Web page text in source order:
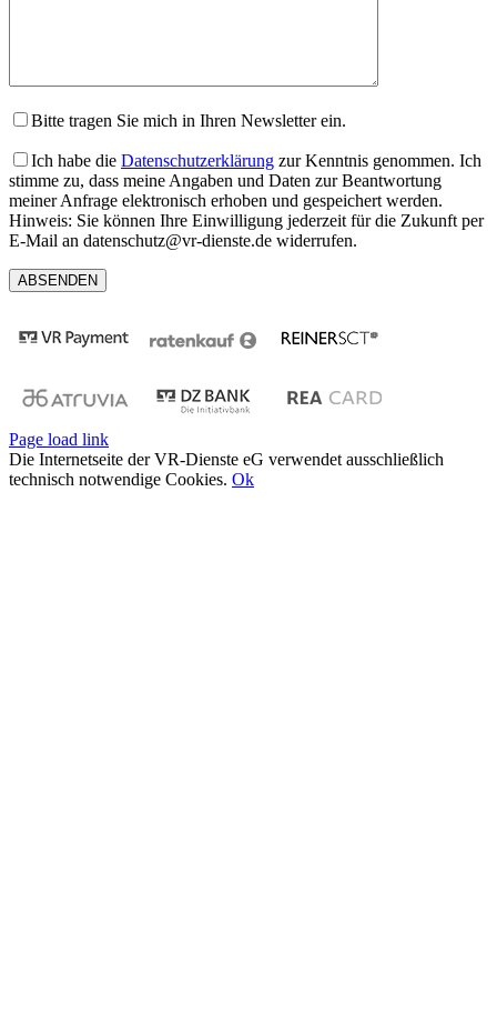
Bitte tragen Sie mich in Ihren Newsletter ein.
Ich habe die Datenschutzerklärung zur Kenntnis genommen. Ich
stimme zu, dass meine Angaben und Daten zur Beantwortung
meiner Anfrage elektronisch erhoben und gespeichert werden.
Hinweis: Sie können Ihre Einwilligung jederzeit für die Zukunft per
E-Mail an datenschutz@vr-dienste.de widerrufen.
Page load link
Die Internetseite der VR-Dienste eG verwendet ausschließlich
technisch notwendige Cookies. Ok